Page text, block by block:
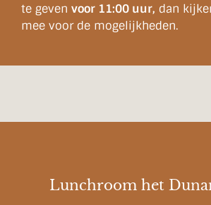
te geven voor 11:00 uur, dan
mee voor de mogelijkheden.
Lunchroom het